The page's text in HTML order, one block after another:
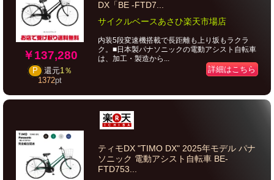
￥137,280
P 還元1％
1372pt
DX「BE -FTD7...
サイクルベースあさひ楽天市場店
内装5段変速機搭載で長距離も上り坂もラクラ
ク。■日本製パナソニックの電動アシスト自転車
は、加工・製造から...
詳細はこちら
ティモDX "TIMO DX" 2025年モデル パナ
ソニック 電動アシスト自転車 BE-
FTD753...